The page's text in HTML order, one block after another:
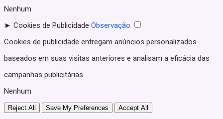
Nenhum
► Cookies de Publicidade Observação
Cookies de publicidade entregam anúncios personalizados
baseados em suas visitas anteriores e analisam a eficácia das
campanhas publicitárias.
Nenhum
Reject All Save My Preferences Accept All